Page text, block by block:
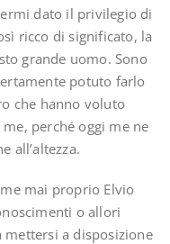
dato il privilegio di
ricco di significato, la
grande uomo. Sono
potuto farlo
che hanno voluto
perché oggi me ne
all’altezza.
mai proprio Elvio
o allori
mettersi a disposizione